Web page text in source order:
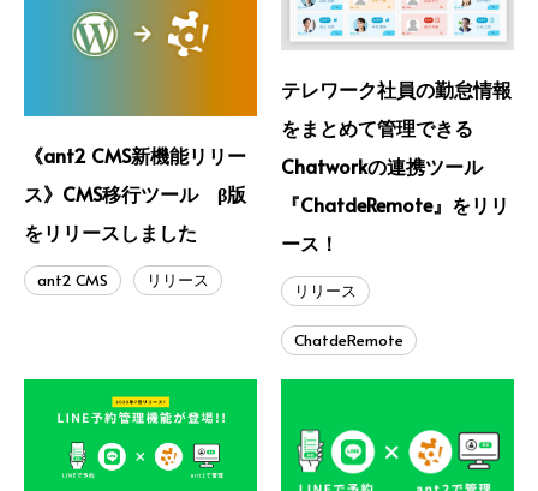
《ant2 CMS新機能リリー
ス》CMS移行ツール β版
をリリースしました
ant2 CMS リリース
テレワーク社員の勤怠情報
をまとめて管理できる
Chatworkの連携ツール
『ChatdeRemote』をリリ
ース！
リリース
ChatdeRemote